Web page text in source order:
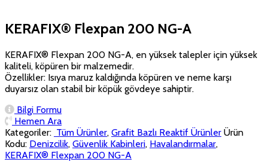
KERAFIX® Flexpan 200 NG-A
KERAFIX® Flexpan 200 NG-A, en yüksek talepler için yüksek
kaliteli, köpüren bir malzemedir.
Özellikler: Isıya maruz kaldığında köpüren ve neme karşı
duyarsız olan stabil bir köpük gövdeye sahiptir.
Bilgi Formu
Hemen Ara
Kategoriler: ‏‏‏‏‏‏‏‏ Tüm Ürünler, Grafit Bazlı Reaktif Ürünler Ürün
Kodu: Denizcilik, Güvenlik Kabinleri, Havalandırmalar,
KERAFIX® Flexpan 200 NG-A